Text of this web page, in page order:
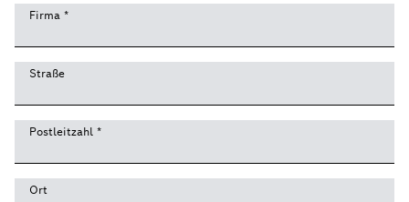
Firma *
Straße
Postleitzahl *
Ort